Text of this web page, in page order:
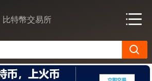
比特幣交易所